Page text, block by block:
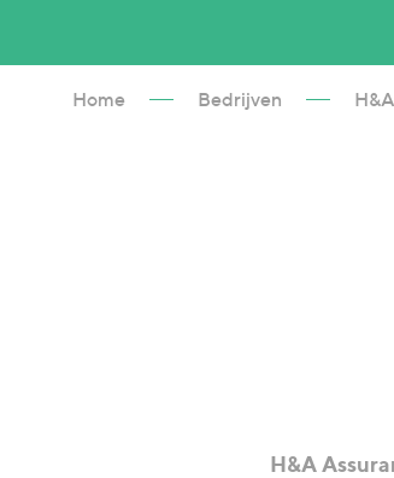
Home Bedrijven
H&A